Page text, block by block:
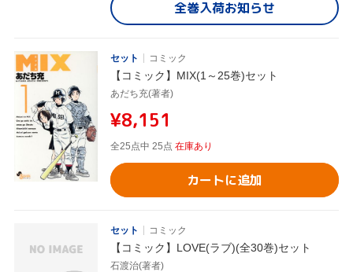
全巻入荷お知らせ
セット コミック
【コミック】MIX(1～25巻)セット
あだち充(著者)
¥8,151
全25点中 25点 在庫あり
カートに追加
セット コミック
【コミック】LOVE(ラブ)(全30巻)セット
石渡治(著者)